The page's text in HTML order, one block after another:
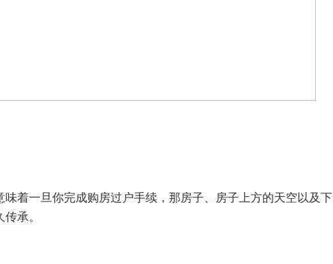
着一旦你完成购房过户手续，那房子、房子上方的天空以及下
承。